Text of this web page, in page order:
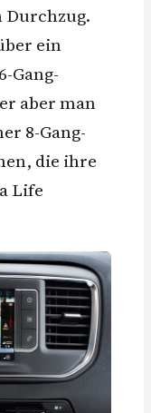
ein
Gang-
aber man
8-Gang-
die ihre
Life